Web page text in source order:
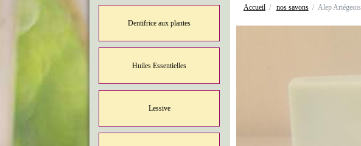
Dentifrice aux plantes
Huiles Essentielles
Lessive
Accueil nos savons Alep Ariégeois